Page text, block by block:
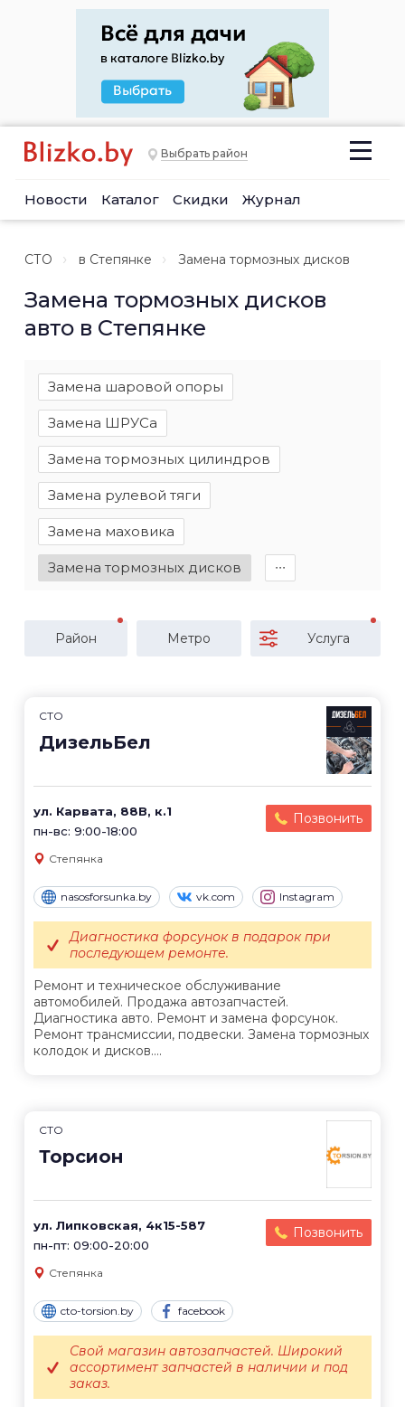
Выбрать район
Новости Каталог Скидки Журнал
СТО в Степянке Замена тормозных дисков
Замена тормозных дисков
авто в Степянке
Замена шаровой опоры
Замена ШРУСа
Замена тормозных цилиндров
Замена рулевой тяги
Замена маховика
Замена тормозных дисков ∙∙∙
Район Метро Услуга
СТО
ДизельБел
ул. Карвата, 88В, к.1
пн-вс: 9:00-18:00
Позвонить
Степянка
nasosforsunka.by vk.com Instagram
Ремонт и техническое обслуживание
автомобилей. Продажа автозапчастей.
Диагностика авто. Ремонт и замена форсунок.
Ремонт трансмиссии, подвески. Замена тормозных
колодок и дисков....
Диагностика форсунок в подарок при
последующем ремонте.
СТО
Торсион
ул. Липковская, 4к15-587
пн-пт: 09:00-20:00
Позвонить
Степянка
cto-torsion.by facebook
Свой магазин автозапчастей. Широкий
ассортимент запчастей в наличии и под
заказ.